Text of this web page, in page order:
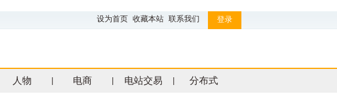
设为首页 收藏本站 联系我们 登录
人物 电商 电站交易 分布式